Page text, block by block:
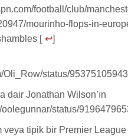
football/club/
mourinho-flops-in-
[ ↩]
Oli_Row/status/
dair Jonathan Wilson’ın
oolegunnar/status/
veya tipik bir Premier